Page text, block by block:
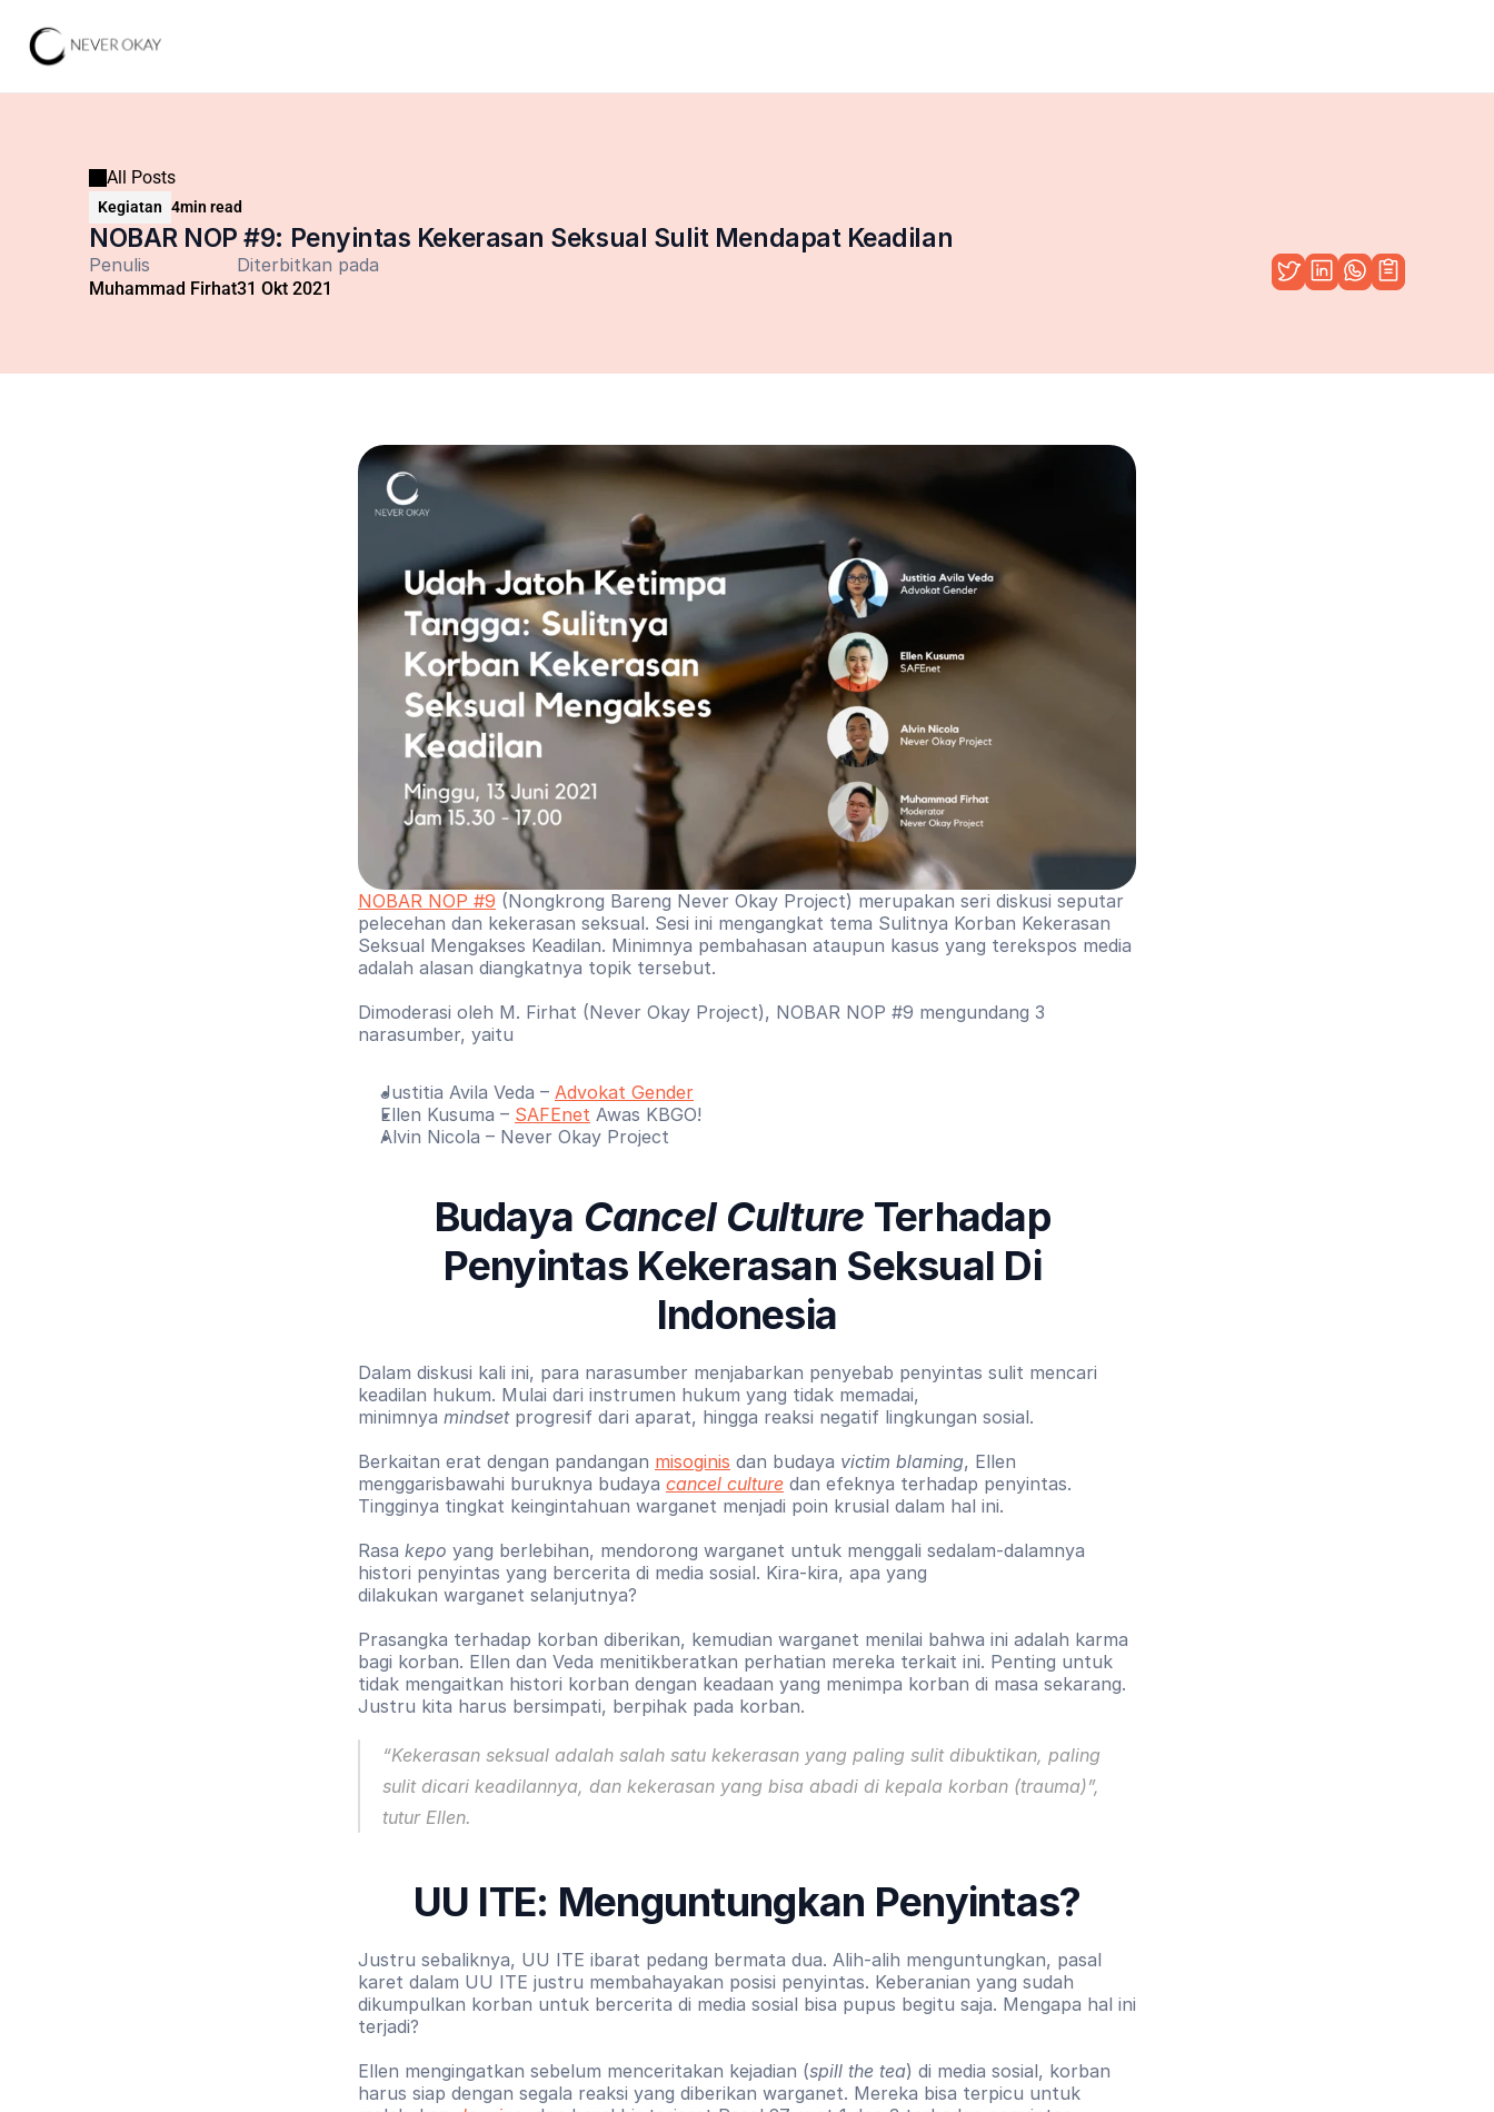
All Posts
Kegiatan 4min read
NOBAR NOP #9: Penyintas Kekerasan Seksual Sulit Mendapat Keadilan
Penulis
Muhammad Firhat
Diterbitkan pada
31 Okt 2021
NOBAR NOP #9 (Nongkrong Bareng Never Okay Project) merupakan seri diskusi seputar
pelecehan dan kekerasan seksual. Sesi ini mengangkat tema Sulitnya Korban Kekerasan
Seksual Mengakses Keadilan. Minimnya pembahasan ataupun kasus yang terekspos media
adalah alasan diangkatnya topik tersebut.
Dimoderasi oleh M. Firhat (Never Okay Project), NOBAR NOP #9 mengundang 3
narasumber, yaitu
Justitia Avila Veda – Advokat Gender
Ellen Kusuma – SAFEnet Awas KBGO!
Alvin Nicola – Never Okay Project
Budaya Cancel Culture Terhadap
Penyintas Kekerasan Seksual Di
Indonesia
Dalam diskusi kali ini, para narasumber menjabarkan penyebab penyintas sulit mencari
keadilan hukum. Mulai dari instrumen hukum yang tidak memadai,
minimnya mindset progresif dari aparat, hingga reaksi negatif lingkungan sosial.
Berkaitan erat dengan pandangan misoginis dan budaya victim blaming, Ellen
menggarisbawahi buruknya budaya cancel culture dan efeknya terhadap penyintas.
Tingginya tingkat keingintahuan warganet menjadi poin krusial dalam hal ini.
Rasa kepo yang berlebihan, mendorong warganet untuk menggali sedalam-dalamnya
histori penyintas yang bercerita di media sosial. Kira-kira, apa yang
dilakukan warganet selanjutnya?
Prasangka terhadap korban diberikan, kemudian warganet menilai bahwa ini adalah karma
bagi korban. Ellen dan Veda menitikberatkan perhatian mereka terkait ini. Penting untuk
tidak mengaitkan histori korban dengan keadaan yang menimpa korban di masa sekarang.
Justru kita harus bersimpati, berpihak pada korban.
“Kekerasan seksual adalah salah satu kekerasan yang paling sulit dibuktikan, paling
sulit dicari keadilannya, dan kekerasan yang bisa abadi di kepala korban (trauma)”,
tutur Ellen.
UU ITE: Menguntungkan Penyintas?
Justru sebaliknya, UU ITE ibarat pedang bermata dua. Alih-alih menguntungkan, pasal
karet dalam UU ITE justru membahayakan posisi penyintas. Keberanian yang sudah
dikumpulkan korban untuk bercerita di media sosial bisa pupus begitu saja. Mengapa hal ini
terjadi?
Ellen mengingatkan sebelum menceritakan kejadian (spill the tea) di media sosial, korban
harus siap dengan segala reaksi yang diberikan warganet. Mereka bisa terpicu untuk